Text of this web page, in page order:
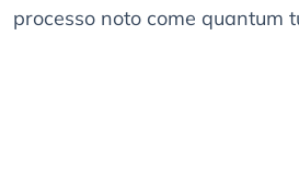
processo noto come quantum